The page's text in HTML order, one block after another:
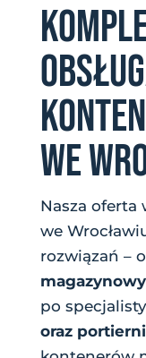
WE
Nasza
we
rozwiązań –
po
oraz